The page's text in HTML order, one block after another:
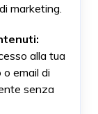
marketing.
alla tua
email di
senza